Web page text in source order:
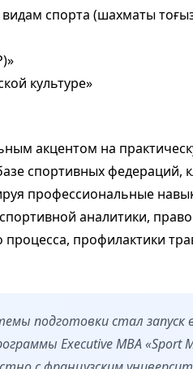
спорта (шахматы
культуре»
акцентом на
спортивных федераций,
профессиональные
аналитики,
процесса, профилактики
подготовки стал запуск
Executive MBA «Sport